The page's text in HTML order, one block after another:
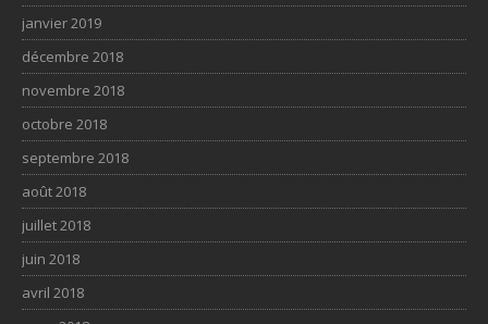
janvier 2019
décembre 2018
novembre 2018
octobre 2018
septembre 2018
août 2018
juillet 2018
juin 2018
avril 2018